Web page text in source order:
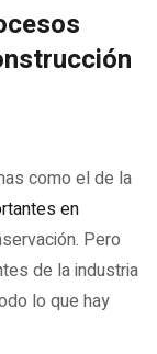
como el de la
en
Pero
de la industria
lo que hay